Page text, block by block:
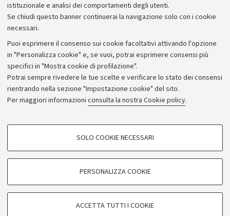
istituzionale e analisi dei comportamenti degli utenti.
Se chiudi questo banner continuerai la navigazione solo con i cookie
necessari.
Puoi esprimere il consenso sui cookie facoltativi attivando l'opzione
in "Personalizza cookie" e, se vuoi, potrai esprimere consensi più
specifici in "Mostra cookie di profilazione".
Potrai sempre rivedere le tue scelte e verificare lo stato dei consensi
rientrando nella sezione "Impostazione cookie" del sito.
Per maggiori informazioni consulta la nostra Cookie policy.
COOKIE DI PROFILAZIONE - FACOLTATIVI
COOKIE TECNICI - NECESSARI
SOLO COOKIE NECESSARI
PERSONALIZZA COOKIE
ACCETTA TUTTI I COOKIE
Archivio
Comunicati stampa
Redazione
Rassegna stampa
© Copyright 2026 - ALMA MATER STUDIORUM - Università di
Bologna - Via Zamboni, 33 - 40126 Bologna - PI: 01131710376 -
CF: 80007010376